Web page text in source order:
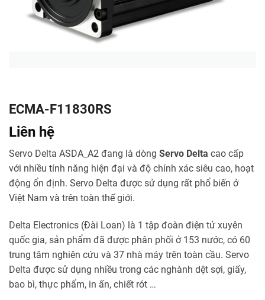
ECMA-F11830RS
Liên hệ
Servo Delta ASDA_A2 đang là dòng Servo Delta cao cấp
với nhiều tính năng hiện đại và độ chính xác siêu cao, hoạt
động ổn định. Servo Delta được sử dụng rất phổ biến ở
Việt Nam và trên toàn thế giới.
Delta Electronics (Đài Loan) là 1 tập đoàn điện tử xuyên
quốc gia, sản phẩm đã được phân phối ở 153 nước, có 60
trung tâm nghiên cứu và 37 nhà máy trên toàn cầu. Servo
Delta được sử dụng nhiều trong các nghành dệt sợi, giấy,
bao bì, thực phẩm, in ấn, chiết rót …